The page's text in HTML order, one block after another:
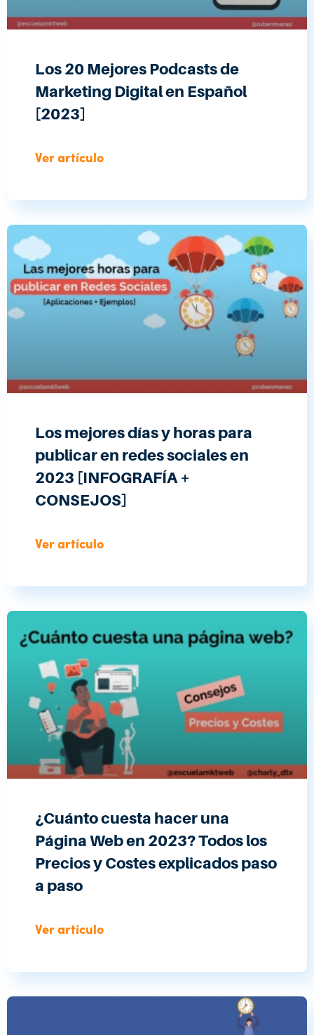
Los 20 Mejores Podcasts de
Marketing Digital en Español
[2023]
Ver artículo
Los mejores días y horas para
publicar en redes sociales en
2023 [INFOGRAFÍA +
CONSEJOS]
Ver artículo
¿Cuánto cuesta hacer una
Página Web en 2023? Todos los
Precios y Costes explicados paso
a paso
Ver artículo